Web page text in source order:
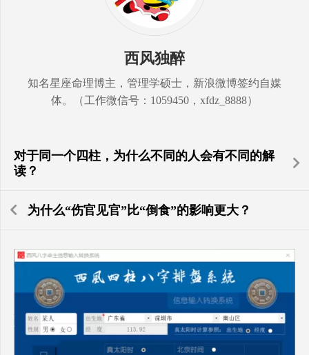
西风独醉
知名星座命理博主，管理学硕士，新浪微博签约自媒
体。（工作微信号：1059450，xfdz_8888）
对于同一个四柱，为什么不同的人会有不同的解
读？
为什么“伤官见官”比“倒食”的影响更大？